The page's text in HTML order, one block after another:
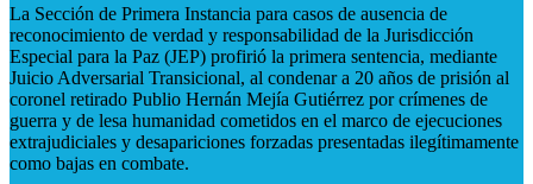
La Sección de Primera Instancia para casos de ausencia de
reconocimiento de verdad y responsabilidad de la Jurisdicción
Especial para la Paz (JEP) profirió la primera sentencia, mediante
Juicio Adversarial Transicional, al condenar a 20 años de prisión al
coronel retirado Publio Hernán Mejía Gutiérrez por crímenes de
guerra y de lesa humanidad cometidos en el marco de ejecuciones
extrajudiciales y desapariciones forzadas presentadas ilegítimamente
como bajas en combate.